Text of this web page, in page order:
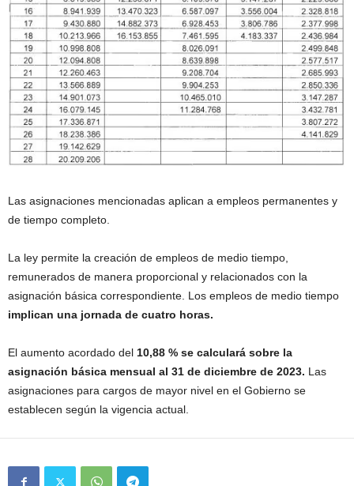
Las asignaciones mencionadas aplican a empleos permanentes y
de tiempo completo.
La ley permite la creación de empleos de medio tiempo,
remunerados de manera proporcional y relacionados con la
asignación básica correspondiente. Los empleos de medio tiempo
implican una jornada de cuatro horas.
El aumento acordado del 10,88 % se calculará sobre la
asignación básica mensual al 31 de diciembre de 2023. Las
asignaciones para cargos de mayor nivel en el Gobierno se
establecen según la vigencia actual.